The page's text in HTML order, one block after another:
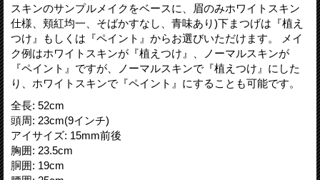
スキンのサンプルメイクをベースに、眉のみホワイトスキン
仕様、頬紅均一、そばかすなし、青味あり)下まつげは『植え
つけ』もしくは『ペイント』からお選びいただけます。 メイ
ク例はホワイトスキンが『植えつけ』、ノーマルスキンが
『ペイント』ですが、ノーマルスキンで『植えつけ』にした
り、ホワイトスキンで『ペイント』にすることも可能です。
全長: 52cm
頭周: 23cm(9インチ)
アイサイズ: 15mm前後
胸囲: 23.5cm
胴囲: 19cm